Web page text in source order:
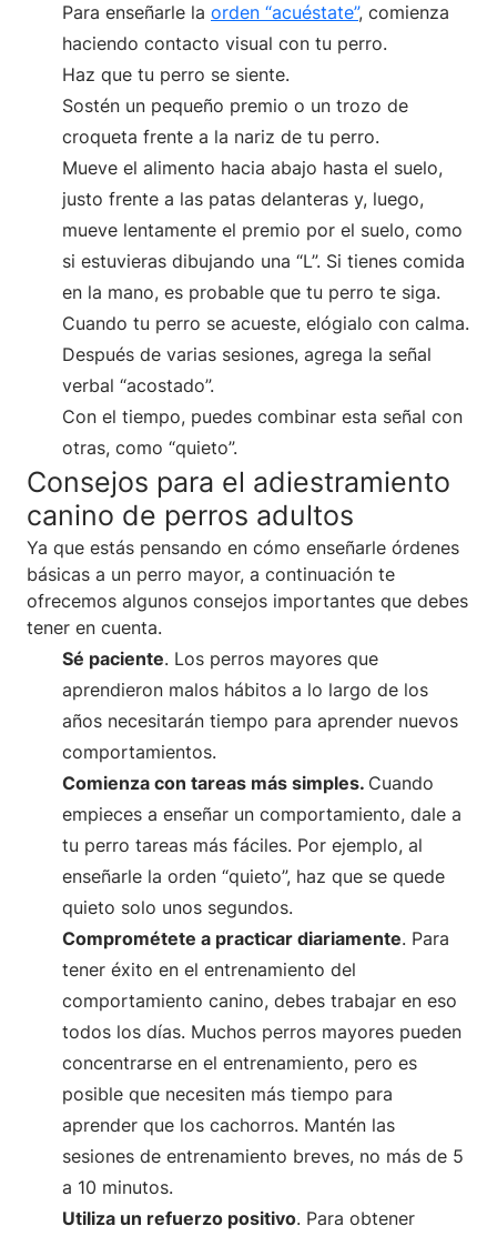
Para enseñarle la orden “acuéstate”, comienza
haciendo contacto visual con tu perro.
Haz que tu perro se siente.
Sostén un pequeño premio o un trozo de
croqueta frente a la nariz de tu perro.
Mueve el alimento hacia abajo hasta el suelo,
justo frente a las patas delanteras y, luego,
mueve lentamente el premio por el suelo, como
si estuvieras dibujando una “L”. Si tienes comida
en la mano, es probable que tu perro te siga.
Cuando tu perro se acueste, elógialo con calma.
Después de varias sesiones, agrega la señal
verbal “acostado”.
Con el tiempo, puedes combinar esta señal con
otras, como “quieto”.
Consejos para el adiestramiento
canino de perros adultos
Ya que estás pensando en cómo enseñarle órdenes
básicas a un perro mayor, a continuación te
ofrecemos algunos consejos importantes que debes
tener en cuenta.
Sé paciente. Los perros mayores que
aprendieron malos hábitos a lo largo de los
años necesitarán tiempo para aprender nuevos
comportamientos.
Comienza con tareas más simples. Cuando
empieces a enseñar un comportamiento, dale a
tu perro tareas más fáciles. Por ejemplo, al
enseñarle la orden “quieto”, haz que se quede
quieto solo unos segundos.
Comprométete a practicar diariamente. Para
tener éxito en el entrenamiento del
comportamiento canino, debes trabajar en eso
todos los días. Muchos perros mayores pueden
concentrarse en el entrenamiento, pero es
posible que necesiten más tiempo para
aprender que los cachorros. Mantén las
sesiones de entrenamiento breves, no más de 5
a 10 minutos.
Utiliza un refuerzo positivo. Para obtener